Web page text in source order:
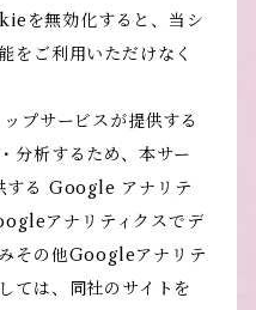
を無効化すると、当シ
をご利用いただけなく
プサービスが提供する
分析するため、本サー
る Google アナリテ
アナリティクスでデ
その他Googleアナリテ
ては、同社のサイトを